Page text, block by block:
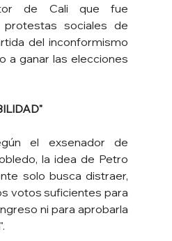
de Cali que fue
sociales de
del inconformismo
a ganar las elecciones
el exsenador de
la idea de Petro
solo busca distraer,
votos suficientes para
ni para aprobarla